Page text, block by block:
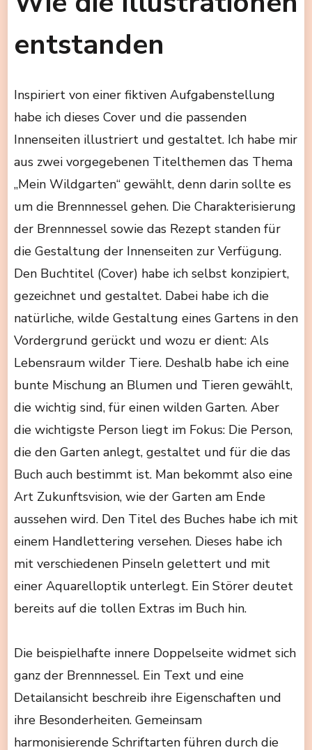
entstanden
Inspiriert von einer fiktiven Aufgabenstellung
habe ich dieses Cover und die passenden
Innenseiten illustriert und gestaltet. Ich habe mir
aus zwei vorgegebenen Titelthemen das Thema
„Mein Wildgarten“ gewählt, denn darin sollte es
um die Brennnessel gehen. Die Charakterisierung
der Brennnessel sowie das Rezept standen für
die Gestaltung der Innenseiten zur Verfügung.
Den Buchtitel (Cover) habe ich selbst konzipiert,
gezeichnet und gestaltet. Dabei habe ich die
natürliche, wilde Gestaltung eines Gartens in den
Vordergrund gerückt und wozu er dient: Als
Lebensraum wilder Tiere. Deshalb habe ich eine
bunte Mischung an Blumen und Tieren gewählt,
die wichtig sind, für einen wilden Garten. Aber
die wichtigste Person liegt im Fokus: Die Person,
die den Garten anlegt, gestaltet und für die das
Buch auch bestimmt ist. Man bekommt also eine
Art Zukunftsvision, wie der Garten am Ende
aussehen wird. Den Titel des Buches habe ich mit
einem Handlettering versehen. Dieses habe ich
mit verschiedenen Pinseln gelettert und mit
einer Aquarelloptik unterlegt. Ein Störer deutet
bereits auf die tollen Extras im Buch hin.
Die beispielhafte innere Doppelseite widmet sich
ganz der Brennnessel. Ein Text und eine
Detailansicht beschreib ihre Eigenschaften und
ihre Besonderheiten. Gemeinsam
harmonisierende Schriftarten führen durch die